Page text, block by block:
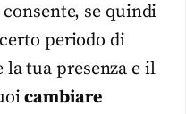
se quindi
periodo di
tua presenza e il
cambiare